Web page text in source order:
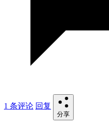
1 条评论 回复
分享